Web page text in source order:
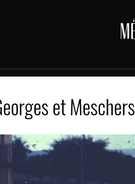
et Meschers